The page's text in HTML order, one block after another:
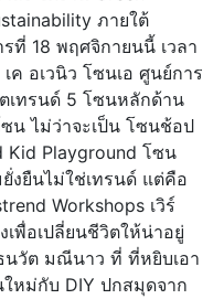
ภายใต้
ที่ 18 พฤศจิกายนนี้ เวลา
ค อเวนิว โซนเอ ศูนย์การ
เทรนด์ 5 โซนหลักด้าน
น ไม่ว่าจะเป็น โซนช้อป
Kid Playground โซน
งยืนไม่ใช่เทรนด์ แต่คือ
Workshops เวิร์
พื่อเปลี่ยนชีวิตให้น่าอยู่
นวัต มณีนาว ที่ ที่หยิบเอา
หม่กับ DIY ปกสมุดจาก